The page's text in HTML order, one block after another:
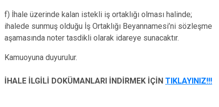
f) İhale üzerinde kalan istekli iş ortaklığı olması halinde;
ihalede sunmuş olduğu İş Ortaklığı Beyannamesi’ni sözleşme
aşamasında noter tasdikli olarak idareye sunacaktır.
Kamuoyuna duyurulur.
İHALE İLGİLİ DOKÜMANLARI İNDİRMEK İÇİN TIKLAYINIZ!!!